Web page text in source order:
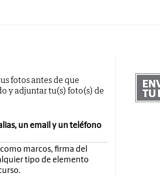
fotos antes de que
y adjuntar tu(s) foto(s) de
un email y un teléfono
como marcos, firma del
tipo de elemento